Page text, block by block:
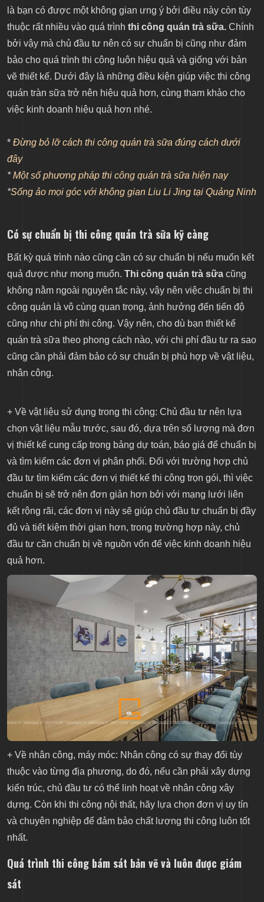
giám sát
Thi công quán trà sữa từ những đơn vị chuyên
là bạn có được một không gian ưng ý bởi điều này còn tùy
thuộc rất nhiều vào quá trình thi công quán trà sữa. Chính
bởi vậy mà chủ đầu tư nên có sự chuẩn bị cũng như đảm
bảo cho quá trình thi công luôn hiệu quả và giống với bản
vẽ thiết kế. Dưới đây là những điều kiện giúp việc thi công
quán tràn sữa trở nên hiệu quả hơn, cùng tham khảo cho
việc kinh doanh hiệu quả hơn nhé.
* Đừng bỏ lỡ cách thi công quán trà sữa đúng cách dưới
đây
*Một số phương pháp thi công quán trà sữa hiện nay
*Sống ảo mọi góc với không gian Liu Li Jing tại Quảng Ninh
Có sự chuẩn bị thi công quán trà sữa kỹ càng
Bất kỳ quá trình nào cũng cần có sự chuẩn bị nếu muốn kết
quả được như mong muốn. Thi công quán trà sữa cũng
không nằm ngoài nguyên tắc này, vậy nên việc chuẩn bị thi
công quán là vô cùng quan trọng, ảnh hưởng đến tiến độ
cũng như chi phí thi công. Vậy nên, cho dù bạn thiết kế
quán trà sữa theo phong cách nào, với chi phí đầu tư ra sao
cũng cần phải đảm bảo có sự chuẩn bị phù hợp về vật liệu,
nhân công.
+ Về vật liệu sử dụng trong thi công: Chủ đầu tư nên lựa
chọn vật liệu mẫu trước, sau đó, dựa trên số lượng mà đơn
vị thiết kế cung cấp trong bảng dự toán, báo giá để chuẩn bị
và tìm kiếm các đơn vị phân phối. Đối với trường hợp chủ
đầu tư tìm kiếm các đơn vị thiết kế thi công trọn gói, thì việc
chuẩn bị sẽ trở nên đơn giản hơn bởi với mạng lưới liên
kết rộng rãi, các đơn vị này sẽ giúp chủ đầu tư chuẩn bị đầy
đủ và tiết kiệm thời gian hơn, trong trường hợp này, chủ
đầu tư cần chuẩn bị về nguồn vốn để việc kinh doanh hiệu
quả hơn.
+ Về nhân công, máy móc: Nhân công có sự thay đổi tùy
thuộc vào từng địa phương, do đó, nếu cần phải xây dựng
kiến trúc, chủ đầu tư có thể linh hoạt về nhân công xây
dựng. Còn khi thi công nội thất, hãy lựa chọn đơn vị uy tín
và chuyên nghiệp để đảm bảo chất lượng thi công luôn tốt
nhất.
Quá trình thi công bám sát bản vẽ và luôn được giám
sát